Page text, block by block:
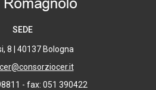
SEDE
8 | 40137 Bologna
cer@consorziocer.it
- fax: 051 390422